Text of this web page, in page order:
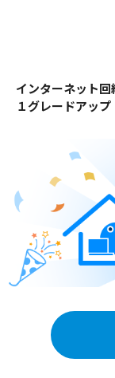
インターネット
１グレードアップ